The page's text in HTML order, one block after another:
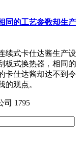
同的工艺参数却生产
续式卡仕达酱生产设
板式换热器，相同的
卡仕达酱却达不到令
的观点。
司 1795